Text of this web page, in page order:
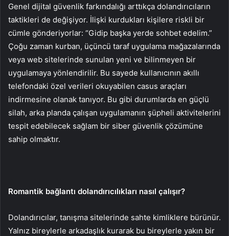
Genel dijital güvenlik farkındalığı arttıkça dolandırıcıların
taktikleri de değişiyor. İlişki kurdukları kişilere riskli bir
cümle gönderiyorlar: “Gidip başka yerde sohbet edelim.”
Çoğu zaman kurban, üçüncü taraf uygulama mağazalarında
veya web sitelerinde sunulan yeni ve bilinmeyen bir
uygulamaya yönlendirilir. Bu sayede kullanıcının akıllı
telefondaki özel verileri okuyabilen casus araçları
indirmesine olanak tanıyor. Bu gibi durumlarda en güçlü
silah, arka planda çalışan uygulamanın şüpheli aktivitelerini
tespit edebilecek sağlam bir siber güvenlik çözümüne
sahip olmaktır.
Romantik bağlantı dolandırıcılıkları nasıl çalışır?
Dolandırıcılar, tanışma sitelerinde sahte kimliklere bürünür.
Yalnız bireylerle arkadaşlık kurarak bu bireylerle yakın bir